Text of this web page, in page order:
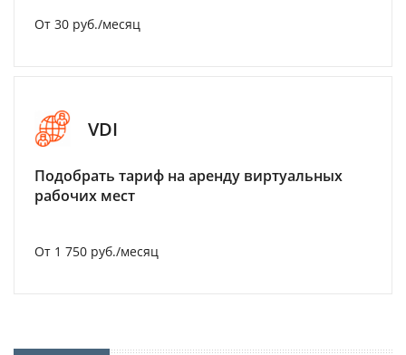
От 30 руб./месяц
VDI
Подобрать тариф на аренду виртуальных
рабочих мест
От 1 750 руб./месяц